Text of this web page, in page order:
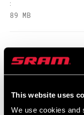
This website uses
We use cookies and
:
89 MB
2026 RockShox Spare
Langue
:
English